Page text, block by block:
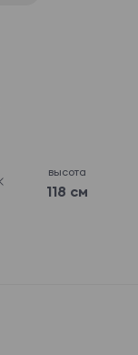
высота
118 см